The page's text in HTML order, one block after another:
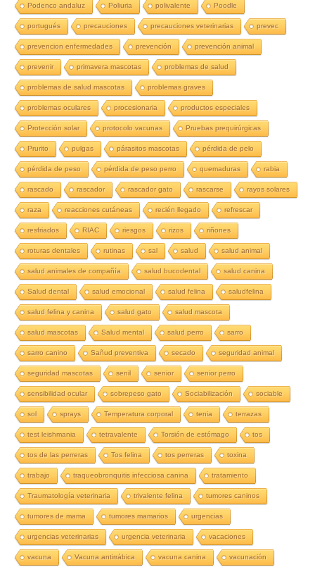
Podenco andaluz Poliuria polivalente Poodle
portugués precauciones precauciones veterinarias prevec
prevencion enfermedades prevención prevención animal
prevenir primavera mascotas problemas de salud
problemas de salud mascotas problemas graves
problemas oculares procesionaria productos especiales
Protección solar protocolo vacunas Pruebas prequirúrgicas
Prurito pulgas párasitos mascotas pérdida de pelo
pérdida de peso pérdida de peso perro quemaduras rabia
rascado rascador rascador gato rascarse rayos solares
raza reacciones cutáneas recién llegado refrescar
resfriados RIAC riesgos rizos riñones
roturas dentales rutinas sal salud salud animal
salud animales de compañía salud bucodental salud canina
Salud dental salud emocional salud felina saludfelina
salud felina y canina salud gato salud mascota
salud mascotas Salud mental salud perro sarro
sarro canino Sañud preventiva secado seguridad animal
seguridad mascotas senil senior senior perro
sensibilidad ocular sobrepeso gato Sociabilización sociable
sol sprays Temperatura corporal tenia terrazas
test leishmania tetravalente Torsión de estómago tos
tos de las perreras Tos felina tos perreras toxina
trabajo traqueobronquitis infecciosa canina tratamiento
Traumatología veterinaria trivalente felina tumores caninos
tumores de mama tumores mamarios urgencias
urgencias veterinarias urgencia veterinaria vacaciones
vacuna Vacuna antirrábica vacuna canina vacunación